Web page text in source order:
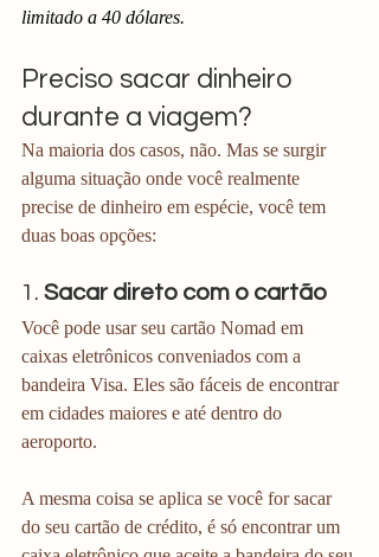
limitado a 40 dólares.
Preciso sacar dinheiro
durante a viagem?
Na maioria dos casos, não. Mas se surgir
alguma situação onde você realmente
precise de dinheiro em espécie, você tem
duas boas opções:
1. Sacar direto com o cartão
Você pode usar seu cartão Nomad em
caixas eletrônicos conveniados com a
bandeira Visa. Eles são fáceis de encontrar
em cidades maiores e até dentro do
aeroporto.
A mesma coisa se aplica se você for sacar
do seu cartão de crédito, é só encontrar um